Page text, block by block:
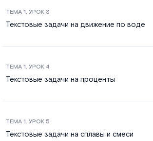
ТЕМА 1. УРОК 3
Текстовые задачи на движение по воде
ТЕМА 1. УРОК 4
Текстовые задачи на проценты
ТЕМА 1. УРОК 5
Текстовые задачи на сплавы и смеси